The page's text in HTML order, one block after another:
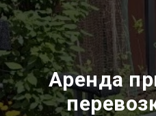
Аренда